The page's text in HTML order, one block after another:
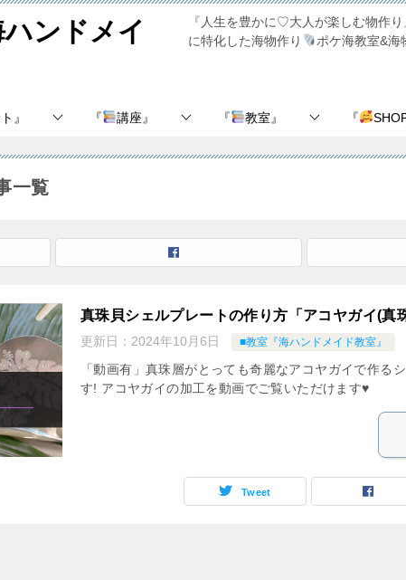
ンドメイ
『人生を豊かに♡大人が楽しむ物作
に特化した海物作り
ポケ海教室&海
』 『 講座』 『 教室』 『 SHOP
一覧
真珠貝シェルプレートの作り方「アコヤガイ(真
更新日： 2024年10月6日 ■教室『海ハンドメイド教室』
「動画有」真珠層がとっても奇麗なアコヤガイで作る
す! アコヤガイの加工を動画でご覧いただけます♥
Tweet